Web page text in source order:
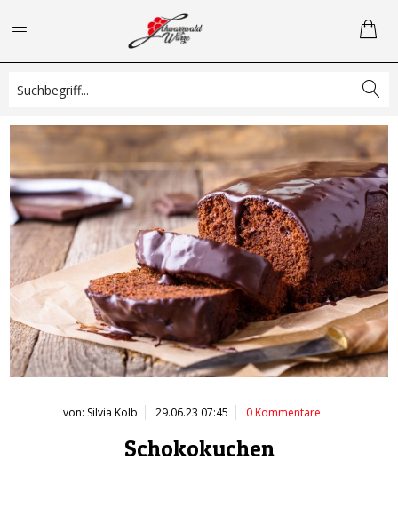
Schokokuchen
von: Silvia Kolb 29.06.23 07:45 0 Kommentare
Schokokuchen